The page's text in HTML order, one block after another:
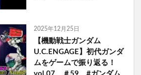
2025年12月25日
【機動戦士ガンダム
U.C.ENGAGE】初代ガンダ
ムをゲームで振り返る！